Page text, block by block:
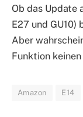
Ob das Update
E27 und
Aber
Funktion
Amazon E14